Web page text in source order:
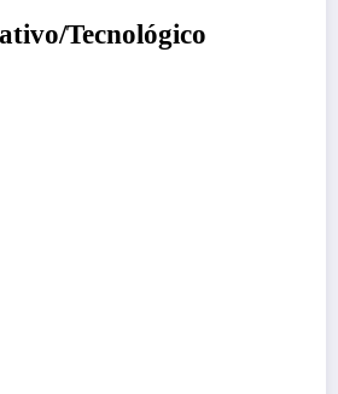
Tecnológico